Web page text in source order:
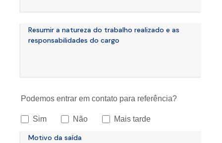
Resumir a natureza do trabalho realizado e as
responsabilidades do cargo
Podemos entrar em contato para referência?
Sim Não Mais tarde
Motivo da saída